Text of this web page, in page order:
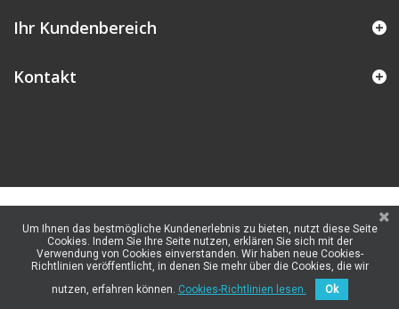
Ihr Kundenbereich
Kontakt
Um Ihnen das bestmögliche Kundenerlebnis zu bieten, nutzt diese Seite
Cookies. Indem Sie Ihre Seite nutzen, erklären Sie sich mit der
Verwendung von Cookies einverstanden. Wir haben neue Cookies-
Richtlinien veröffentlicht, in denen Sie mehr über die Cookies, die wir
nutzen, erfahren können. Cookies-Richtlinien lesen. Ok